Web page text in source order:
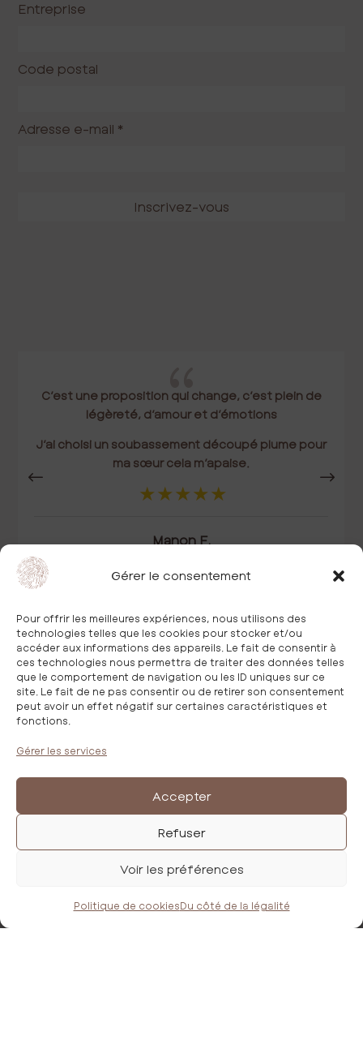
Gérer le consentement
Pour offrir les meilleures expériences, nous utilisons des
technologies telles que les cookies pour stocker et/ou
accéder aux informations des appareils. Le fait de consentir à
ces technologies nous permettra de traiter des données telles
que le comportement de navigation ou les ID uniques sur ce
site. Le fait de ne pas consentir ou de retirer son consentement
peut avoir un effet négatif sur certaines caractéristiques et
fonctions.
Gérer les services
Accepter
Refuser
Voir les préférences
Politique de cookiesDu côté de la légalité
Entreprise
Code postal
Adresse e-mail *
{
C’est une proposition qui change, c’est plein de
légèreté, d’amour et d’émotions
J’ai choisi un soubassement découpé plume pour
ma sœur cela m’apaise.
Manon F.
Nos collections
Devenir partenaire
Mentions légales
Conditions Générales de Vente
CONTACTEZ-NOUS